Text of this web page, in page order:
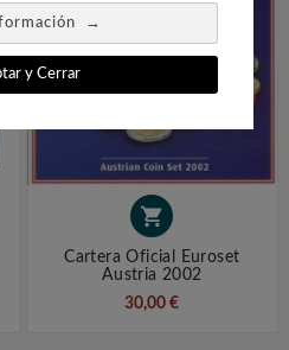
→
y Cerrar

Cartera Oficial Euroset
Austria 2002
30,00 €